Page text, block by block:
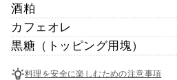
酒粕
カフェオレ
黒糖（トッピング用塊）
料理を安全に楽しむための注意事項